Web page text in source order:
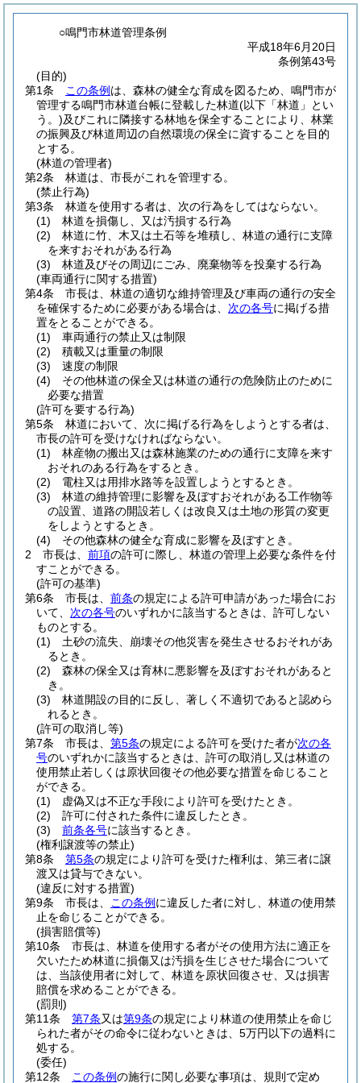
○鳴門市林道管理条例
平成18年6月20日
条例第43号
(目的)
第1条
この条例 は、森林の健全な育成を図るため、鳴門市が
管理する鳴門市林道台帳に登載した林道(以下「林道」とい
う。)及びこれに隣接する林地を保全することにより、林業
の振興及び林道周辺の自然環境の保全に資することを目的
とする。
(林道の管理者)
第2条
林道は、市長がこれを管理する。
(禁止行為)
第3条
林道を使用する者は、次の行為をしてはならない。
(1)
林道を損傷し、又は汚損する行為
(2)
林道に竹、木又は土石等を堆積し、林道の通行に支障
を来すおそれがある行為
(3)
林道及びその周辺にごみ、廃棄物等を投棄する行為
(車両通行に関する措置)
第4条
市長は、林道の適切な維持管理及び車両の通行の安全
を確保するために必要がある場合は、 次の各号に掲げる措
置をとることができる。
(1)
車両通行の禁止又は制限
(2)
積載又は重量の制限
(3)
速度の制限
(4)
その他林道の保全又は林道の通行の危険防止のために
必要な措置
(許可を要する行為)
第5条
林道において、次に掲げる行為をしようとする者は、
市長の許可を受けなければならない。
(1)
林産物の搬出又は森林施業のための通行に支障を来す
おそれのある行為をするとき。
(2)
電柱又は用排水路等を設置しようとするとき。
(3)
林道の維持管理に影響を及ぼすおそれがある工作物等
の設置、道路の開設若しくは改良又は土地の形質の変更
をしようとするとき。
(4)
その他森林の健全な育成に影響を及ぼすとき。
2
市長は、 前項の許可に際し、林道の管理上必要な条件を付
すことができる。
(許可の基準)
第6条
市長は、 前条の規定による許可申請があった場合にお
いて、 次の各号のいずれかに該当するときは、許可しない
ものとする。
(1)
土砂の流失、崩壊その他災害を発生させるおそれがあ
るとき。
(2)
森林の保全又は育林に悪影響を及ぼすおそれがあると
き。
(3)
林道開設の目的に反し、著しく不適切であると認めら
れるとき。
(許可の取消し等)
第7条
市長は、 第5条の規定による許可を受けた者が次の各
号のいずれかに該当するときは、許可の取消し又は林道の
使用禁止若しくは原状回復その他必要な措置を命じること
ができる。
(1)
虚偽又は不正な手段により許可を受けたとき。
(2)
許可に付された条件に違反したとき。
(3)
前条各号に該当するとき。
(権利譲渡等の禁止)
第8条
第5条の規定により許可を受けた権利は、第三者に譲
渡又は貸与できない。
(違反に対する措置)
第9条
市長は、 この条例 に違反した者に対し、林道の使用禁
止を命じることができる。
(損害賠償等)
第10条
市長は、林道を使用する者がその使用方法に適正を
欠いたため林道に損傷又は汚損を生じさせた場合について
は、当該使用者に対して、林道を原状回復させ、又は損害
賠償を求めることができる。
(罰則)
第11条
第7条又は第9条の規定により林道の使用禁止を命じ
られた者がその命令に従わないときは、5万円以下の過料に
処する。
(委任)
第12条
この条例の施行に関し必要な事項は、規則で定め